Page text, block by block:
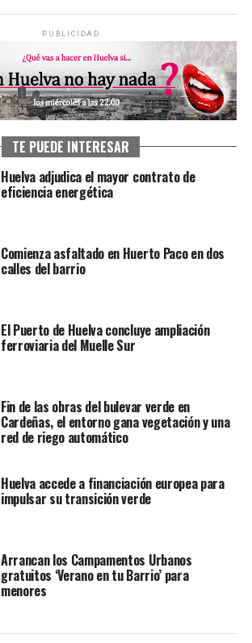
PUBLICIDAD
TE PUEDE INTERESAR
Huelva adjudica el mayor contrato de
eficiencia energética
Comienza asfaltado en Huerto Paco en dos
calles del barrio
El Puerto de Huelva concluye ampliación
ferroviaria del Muelle Sur
Fin de las obras del bulevar verde en
Cardeñas, el entorno gana vegetación y una
red de riego automático
Huelva accede a financiación europea para
impulsar su transición verde
Arrancan los Campamentos Urbanos
gratuitos ‘Verano en tu Barrio’ para
menores